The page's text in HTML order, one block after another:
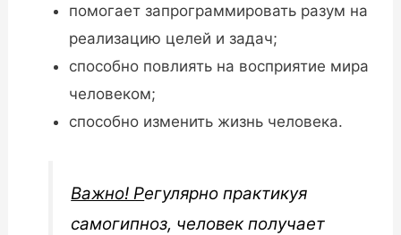
помогает запрограммировать разум на
реализацию целей и задач;
способно повлиять на восприятие мира
человеком;
способно изменить жизнь человека.
Важно! Регулярно практикуя
самогипноз, человек получает